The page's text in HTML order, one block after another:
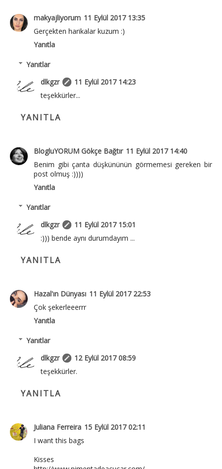
makyajliyorum 11 Eylül 2017 13:35
Gerçekten harikalar kuzum :)
Yanıtla
Yanıtlar
dlkgzr
11 Eylül 2017 14:23
teşekkürler...
YANITLA
BlogluYORUM Gökçe Bağtır 11 Eylül 2017 14:40
Benim gibi çanta düşkününün görmemesi gereken bir
post olmuş :))))
Yanıtla
Yanıtlar
dlkgzr
11 Eylül 2017 15:01
:))) bende aynı durumdayım ...
YANITLA
Hazal'ın Dünyası 11 Eylül 2017 22:53
Çok şekerleeerrr
Yanıtla
Yanıtlar
dlkgzr
12 Eylül 2017 08:59
teşekkürler.
YANITLA
Juliana Ferreira 15 Eylül 2017 02:11
I want this bags
Kisses